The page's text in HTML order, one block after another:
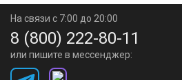
На связи с 7:00 до 20:00
8 (800) 222-80-11
или пишите в мессенджер: